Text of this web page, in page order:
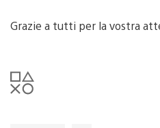
Grazie a tutti per la vostra